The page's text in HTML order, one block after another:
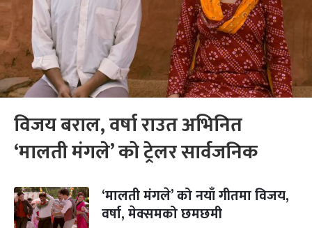
विजय बराल, वर्षा राउत अभिनित
‘मालती मंगले’ को ट्रेलर सार्वजनिक
‘मालती मंगले’ को नयाँ गीतमा विजय,
वर्षा, मेक्समको छमछमी